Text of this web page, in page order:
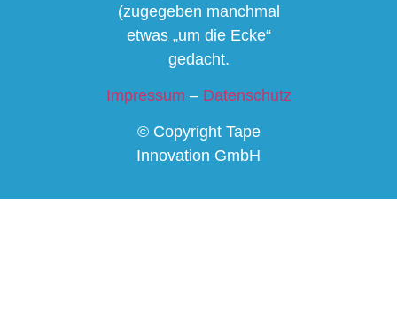
(zugegeben manchmal
etwas „um die Ecke“
gedacht.
Impressum – Datenschutz
© Copyright Tape
Innovation GmbH